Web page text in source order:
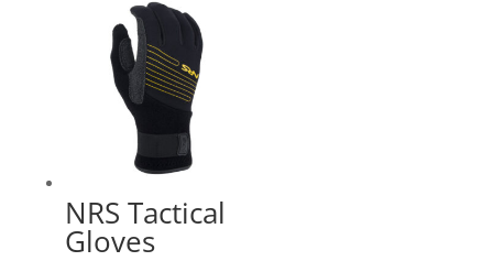
NRS Tactical
Gloves